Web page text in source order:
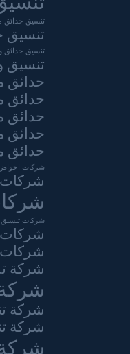
تنسيق حدائق
تنسيق
تنسيق حدائق
تنسيق
حدائق
حدائق
حدائق
حدائق
حدائق
شركات احواض
شركات
شركات تنسيق
شركات
شركة
شركة
شركة